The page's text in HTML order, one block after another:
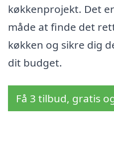
køkkenprojekt. Det
måde at finde det
køkken og sikre dig
dit budget.
Få 3 tilbud, gratis